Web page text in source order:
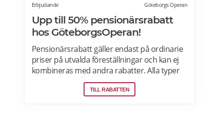
Erbjudande Göteborgs Operan
Upp till 50% pensionärsrabatt
hos GöteborgsOperan!
Pensionärsrabatt gäller endast på ordinarie
priser på utvalda föreställningar och kan ej
kombineras med andra rabatter. Alla typer
av pensionärer avses, ex. avgångs-, ålders-
och sjukpensionär. Läs mer om
TILL RABATTEN